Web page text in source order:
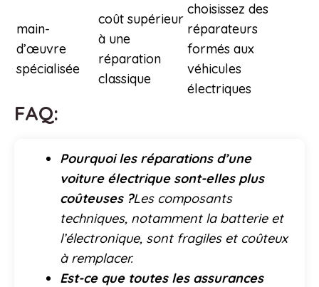
main-
d’œuvre
spécialisée
coût supérieur
à une
réparation
classique
choisissez des
réparateurs
formés aux
véhicules
électriques
FAQ:
Pourquoi les réparations d’une
voiture électrique sont-elles plus
coûteuses ?Les composants
techniques, notamment la batterie et
l’électronique, sont fragiles et coûteux
à remplacer.
Est-ce que toutes les assurances